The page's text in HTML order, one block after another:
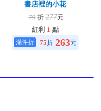
蹟：用30元變百萬富翁
書店裡的小花
79 折277元
紅利 1 點
75折 263元